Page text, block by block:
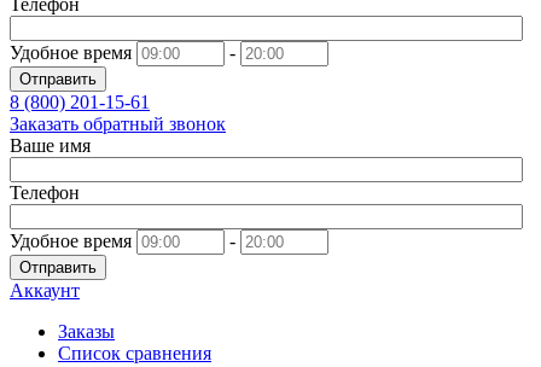
Телефон
Удобное время -
Отправить
8 (800) 201-15-61
Заказать обратный звонок
Ваше имя
Телефон
Удобное время -
Отправить
Аккаунт
Заказы
Список сравнения